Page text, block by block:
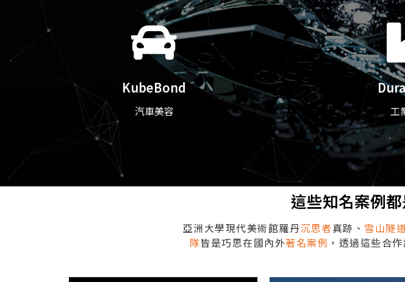
KubeBond
汽車美容 工
這些知名案例
亞洲大學現代美術館羅丹沉思者真跡、 雪山隧
隊皆是巧思在國內外著名案例 ，透過這些合